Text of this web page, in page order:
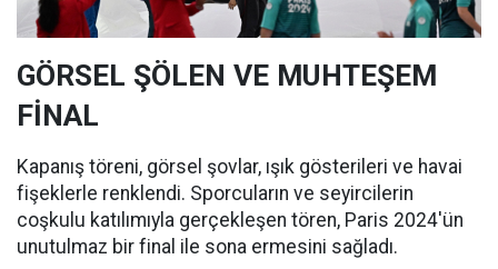
GÖRSEL ŞÖLEN VE MUHTEŞEM
FİNAL
Kapanış töreni, görsel şovlar, ışık gösterileri ve havai
fişeklerle renklendi. Sporcuların ve seyircilerin
coşkulu katılımıyla gerçekleşen tören, Paris 2024'ün
unutulmaz bir final ile sona ermesini sağladı.